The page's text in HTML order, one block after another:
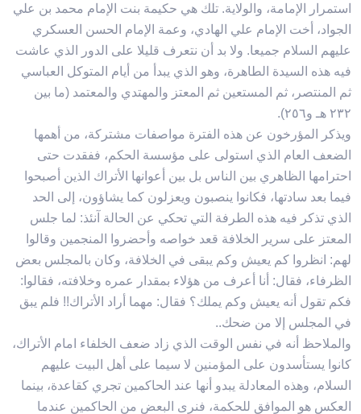
استمرار الإمامة، والولاية. تلك هي حكيمة بنت الإمام محمد بن علي
الجواد، أخت الإمام علي الهادي، وعمة الإمام الحسن العسكري
عليهم السلام جميعا. ولا بد أن نتعرف قليلا على الدور الذي عاشت
فيه هذه السيدة الطاهرة، وهو الذي يبدأ من أيام المتوكل العباسي
ثم المنتصر، ثم المستعين ثم المعتز والمهتدي والمعتمد (ما بين
٢٣٢ هـ و٢٥٦).
ويذكر المؤرخون عن هذه الفترة مواصفات مشتركة، من أهمها
الضعف العام الذي استولى على مؤسسة الحكم، ففقدت حتى
احترامها الظاهري بين الناس بل بين أعوانها الأتراك الذين أصبحوا
فيما بعد سادتها، فكانوا ينصبون ويعزلون كما يشاؤون، إلى الحد
الذي تذكر فيه هذه الطرفة التي تحكي عن الحالة آنئذ: لما جلس
المعتز على سرير الخلافة قعد خواصه وأحضروا المنجمين وقالوا
لهم: انظروا كم يعيش وكم يبقى في الخلافة، وكان بالمجلس بعض
الظرفاء، فقال: أنا أعرف من هؤلاء بمقدار عمره وخلافته، فقالوا:
فكم تقول أنه يعيش وكم يملك؟ فقال: مهما أراد الأتراك!! فلم يبق
في المجلس إلا من ضحك..
والملاحظ أنه في نفس الوقت الذي زاد ضعف الخلفاء امام الأتراك،
كانوا يستأسدون على المؤمنين لا سيما على أهل البيت عليهم
السلام، وهذه المعادلة يبدو أنها عند الحاكمين تجري كقاعدة، بينما
العكس هو الموافق للحكمة، فنرى البعض من الحاكمين عندما